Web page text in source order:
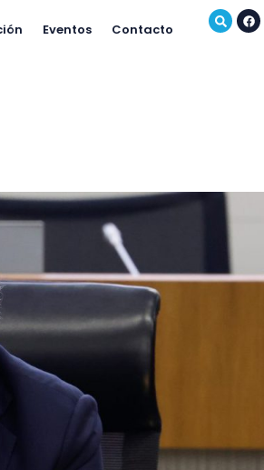
Eventos Contacto